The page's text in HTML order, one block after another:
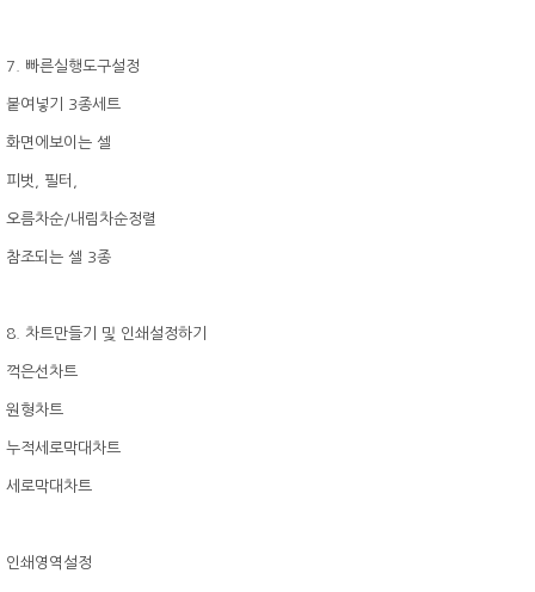
7. 빠른실행도구설정
붙여넣기 3종세트
화면에보이는 셀
피벗, 필터,
오름차순/내림차순정렬
참조되는 셀 3종
8. 차트만들기 및 인쇄설정하기
꺽은선차트
원형차트
누적세로막대차트
세로막대차트
인쇄영역설정